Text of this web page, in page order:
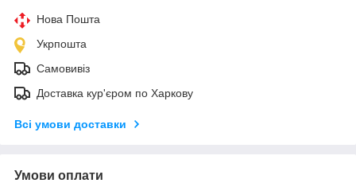
Нова Пошта
Укрпошта
Самовивіз
Доставка кур'єром по Харкову
Всі умови доставки
Умови оплати